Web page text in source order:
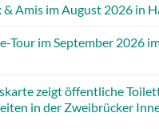
& Amis im August 2026 in
Tour im September 2026
zeigt öffentliche
in der Zweibrücker